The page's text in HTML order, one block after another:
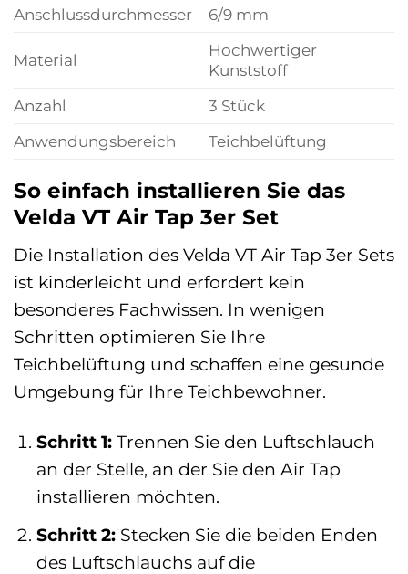
Anschlussdurchmesser
6/9 mm
Material
Hochwertiger
Kunststoff
Anzahl
3 Stück
Anwendungsbereich
Teichbelüftung
So einfach installieren Sie das
Velda VT Air Tap 3er Set
Die Installation des Velda VT Air Tap 3er Sets
ist kinderleicht und erfordert kein
besonderes Fachwissen. In wenigen
Schritten optimieren Sie Ihre
Teichbelüftung und schaffen eine gesunde
Umgebung für Ihre Teichbewohner.
Schritt 1:Trennen Sie den Luftschlauch
an der Stelle, an der Sie den Air Tap
installieren möchten.
Schritt 2:Stecken Sie die beiden Enden
des Luftschlauchs auf die